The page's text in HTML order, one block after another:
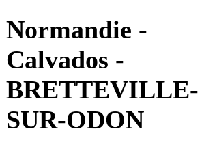
Normandie -
Calvados -
BRETTEVILLE-
SUR-ODON